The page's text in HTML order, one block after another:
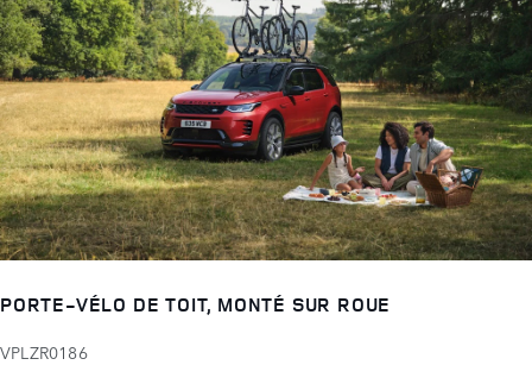
PORTE-VÉLO DE TOIT, MONTÉ SUR ROUE
VPLZR0186